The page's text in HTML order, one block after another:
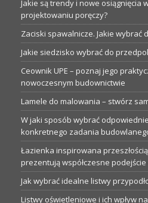
Jakie są trendy i nowe osiągnięcia
projektowaniu poręczy?
Zaciski spawalnicze. Jakie wybrać
Jakie siedzisko wybrać do
Ceownik UPE – poznaj jego
nowoczesnym budownictwie
Lamele do malowania – stwórz
W jaki sposób wybrać
konkretnego zadania
Łazienka inspirowana
prezentują współczesne
Jak wybrać idealne listwy
Listwy oświetleniowe i ich wpływ